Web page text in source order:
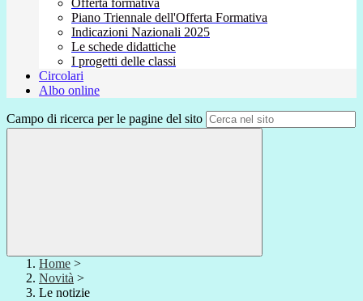
Offerta formativa
Piano Triennale dell'Offerta Formativa
Indicazioni Nazionali 2025
Le schede didattiche
I progetti delle classi
Circolari
Albo online
Campo di ricerca per le pagine del sito
Home >
Novità >
Le notizie